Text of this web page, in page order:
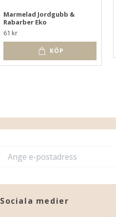
Marmelad Jordgubb &
Rabarber Eko
61 kr
KÖP
Sociala medier